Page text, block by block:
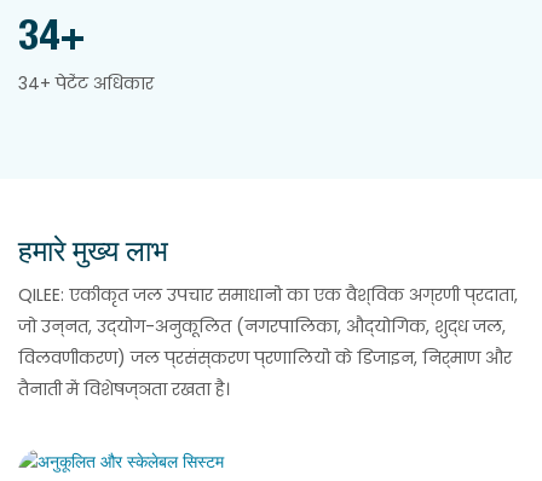
34+
34+ पेटेंट अधिकार
हमारे मुख्य लाभ
QILEE: एकीकृत जल उपचार समाधानों का एक वैश्विक अग्रणी प्रदाता,
जो उन्नत, उद्योग-अनुकूलित (नगरपालिका, औद्योगिक, शुद्ध जल,
विलवणीकरण) जल प्रसंस्करण प्रणालियों के डिजाइन, निर्माण और
तैनाती में विशेषज्ञता रखता है।